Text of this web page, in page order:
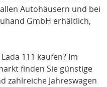
Autohäusern und bei
GmbH erhältlich,
Lada 111 kaufen? Im
finden Sie günstige
zahlreiche Jahreswagen